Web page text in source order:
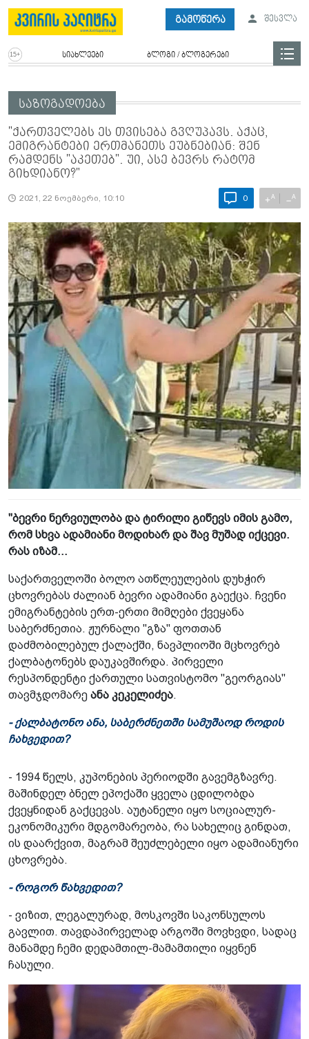
გამოწერა შესვლა
სიახლეები ბლოგი / ბლოგერები
საზოგადოება
"ქართველებს ეს თვისება გვღუპავს. აქაც,
ემიგრანტები ერთმანეთს ეუბნებიან: შენ
რამდენს "აკეთებ". უი, ასე ბევრს რატომ
გიხდიანო?"
2021, 22 ნოემბერი, 10:10 0 +A −A
"ბევრი ნერვიულობა და ტირილი გიწევს იმის გამო,
რომ სხვა ადამიანი მოდიხარ და შავ მუშად იქცევი.
რას იზამ...
საქართველოში ბოლო ათწლეულების დუხჭირ
ცხოვრებას ძალიან ბევრი ადამიანი გაექცა. ჩვენი
ემიგრანტების ერთ-ერთი მიმღები ქვეყანა
საბერძნეთია. ჟურნალი "გზა" ფოთთან
დაძმობილებულ ქალაქში, ნავპლიოში მცხოვრებ
ქალბატონებს დაუკავშირდა. პირველი
რესპონდენტი ქართული სათვისტომო "გეორგიას"
თავმჯდომარე ანა კეკელიძეა.
- ქალბატონო ანა, საბერძნეთში სამუშაოდ როდის
ჩახვედით?
- 1994 წელს, კუპონების პერიოდში გავემგზავრე.
მაშინდელ ბნელ ეპოქაში ყველა ცდილობდა
ქვეყნიდან გაქცევას. აუტანელი იყო სოციალურ-
ეკონომიკური მდგომარეობა, რა სახელიც გინდათ,
ის დაარქვით, მაგრამ შეუძლებელი იყო ადამიანური
ცხოვრება.
- როგორ წახვედით?
- ვიზით, ლეგალურად, მოსკოვში საკონსულოს
გავლით. თავდაპირველად არგოში მოვხვდი, სადაც
მანამდე ჩემი დედამთილ-მამამთილი იყვნენ
ჩასული.